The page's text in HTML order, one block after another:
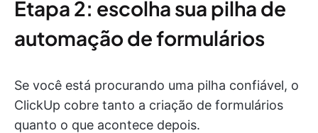
Etapa 2: escolha sua pilha de
automação de formulários
Se você está procurando uma pilha confiável, o
ClickUp cobre tanto a criação de formulários
quanto o que acontece depois.